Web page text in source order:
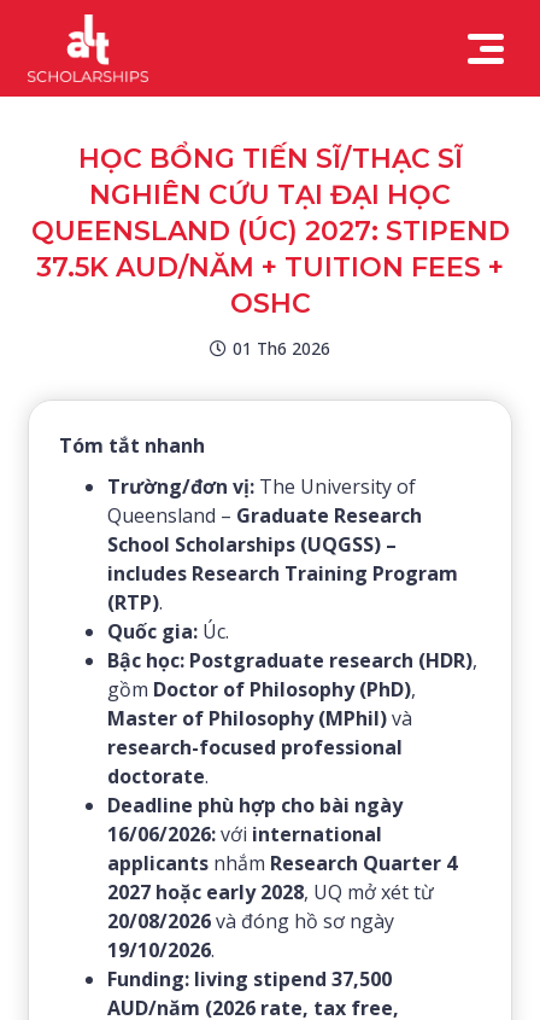
HỌC BỔNG TIẾN SĨ/THẠC SĨ
NGHIÊN CỨU TẠI ĐẠI HỌC
QUEENSLAND (ÚC) 2027: STIPEND
37.5K AUD/NĂM + TUITION FEES +
OSHC
01 Th6 2026
Tóm tắt nhanh
Trường/đơn vị: The University of
Queensland – Graduate Research
School Scholarships (UQGSS) –
includes Research Training Program
(RTP).
Quốc gia: Úc.
Bậc học: Postgraduate research (HDR),
gồm Doctor of Philosophy (PhD),
Master of Philosophy (MPhil)và
research-focused professional
doctorate.
Deadline phù hợp cho bài ngày
16/06/2026:với international
applicants nhắm Research Quarter 4
2027 hoặc early 2028, UQ mở xét từ
20/08/2026và đóng hồ sơ ngày
19/10/2026.
Funding: living stipend 37,500
AUD/năm (2026 rate, tax free,